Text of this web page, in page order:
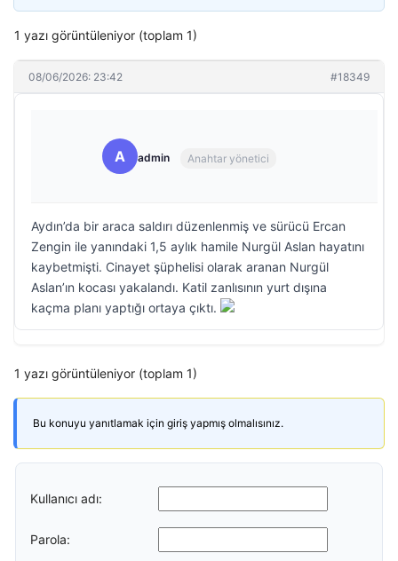
1 yazı görüntüleniyor (toplam 1)
08/06/2026: 23:42 #18349
A admin Anahtar yönetici
Aydın’da bir araca saldırı düzenlenmiş ve sürücü Ercan
Zengin ile yanındaki 1,5 aylık hamile Nurgül Aslan hayatını
kaybetmişti. Cinayet şüphelisi olarak aranan Nurgül
Aslan’ın kocası yakalandı. Katil zanlısının yurt dışına
kaçma planı yaptığı ortaya çıktı.
1 yazı görüntüleniyor (toplam 1)
Bu konuyu yanıtlamak için giriş yapmış olmalısınız.
Kullanıcı adı:
Parola: